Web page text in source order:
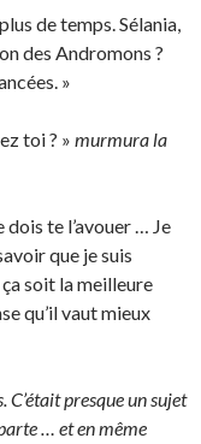
de temps. Sélania,
des Andromons ?
»
toi ? » murmura la
dois te l’avouer … Je
que je suis
soit la meilleure
qu’il vaut mieux
C’était presque un sujet
… et en même